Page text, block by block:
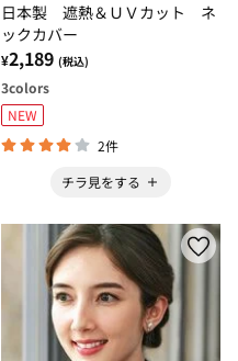
日本製 遮熱＆ＵＶカット ネ
ックカバー
¥2,189 (税込)
3colors
NEW
2件
チラ見をする